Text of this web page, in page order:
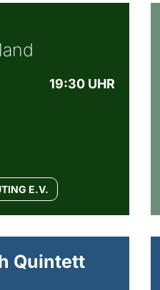
19:30 UHR
E.V.
Quintett